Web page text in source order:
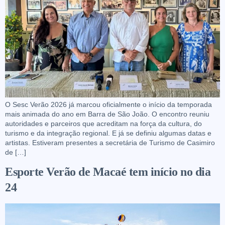
O Sesc Verão 2026 já marcou oficialmente o início da temporada
mais animada do ano em Barra de São João. O encontro reuniu
autoridades e parceiros que acreditam na força da cultura, do
turismo e da integração regional. E já se definiu algumas datas e
artistas. Estiveram presentes a secretária de Turismo de Casimiro
de […]
Esporte Verão de Macaé tem início no dia
24